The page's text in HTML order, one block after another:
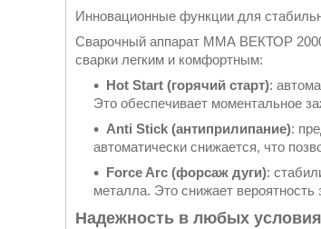
Инновационные функции для
Сварочный аппарат ММА ВЕКТОР
сварки легким и комфортным:
Hot Start (горячий старт):
Это обеспечивает моментальное
Anti Stick (антиприлипание):
автоматически снижается, что
Force Arc (форсаж дуги):
металла. Это снижает вероятность
Надежность в любых